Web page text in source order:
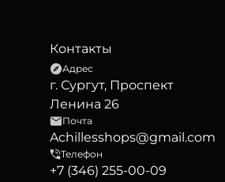
Контакты
Адрес
г. Сургут, Проспект
Ленина 26
Почта
Achillesshops@gmail.com
Телефон
+7 (346) 255-00-09